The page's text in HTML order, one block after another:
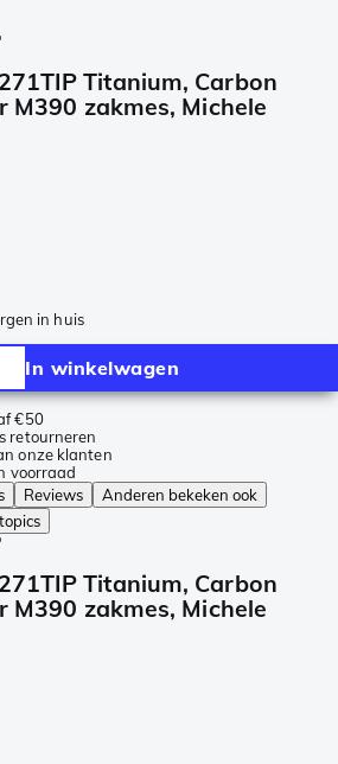
Titanium, Carbon
M390 zakmes, Michele
in huis
In winkelwagen
€50
retourneren
onze klanten
voorraad
Reviews
Anderen bekeken ook
Titanium, Carbon
M390 zakmes, Michele